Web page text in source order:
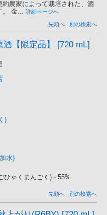
農家によって栽培された、酒
。 金... 詳細ページへ
先頭へ | 別の検索へ
【限定品】 [720 mL]
)
水)
ひゃくまんごく) - 55%
先頭へ | 別の検索へ